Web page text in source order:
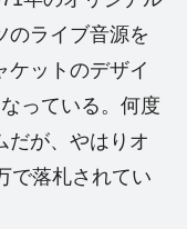
のライブ音源を
ケットのデザイ
っている。何度
だが、やはりオ
で落札されてい